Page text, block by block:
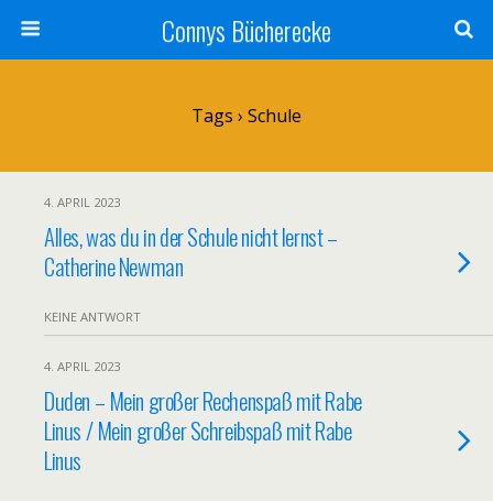
Connys Bücherecke
Tags › Schule
4. APRIL 2023
Alles, was du in der Schule nicht lernst –
Catherine Newman
KEINE ANTWORT
4. APRIL 2023
Duden – Mein großer Rechenspaß mit Rabe
Linus / Mein großer Schreibspaß mit Rabe
Linus